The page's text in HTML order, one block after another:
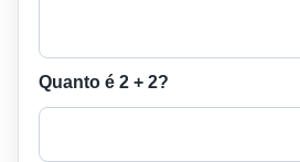
Quanto é 2 + 2?